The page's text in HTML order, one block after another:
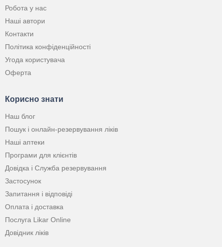
Робота у нас
Наші автори
Контакти
Політика конфіденційності
Угода користувача
Оферта
Корисно знати
Наш блог
Пошук і онлайн-резервування ліків
Наші аптеки
Програми для клієнтів
Довідка і Служба резервування
Застосунок
Запитання і відповіді
Оплата і доставка
Послуга Likar Online
Довідник ліків